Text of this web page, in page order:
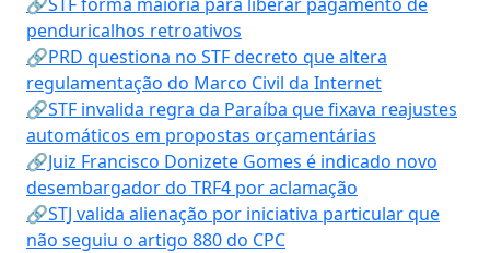
penduricalhos retroativos
🔗PRD questiona no STF decreto que altera
regulamentação do Marco Civil da Internet
🔗STF invalida regra da Paraíba que fixava reajustes
automáticos em propostas orçamentárias
🔗Juiz Francisco Donizete Gomes é indicado novo
desembargador do TRF4 por aclamação
🔗STJ valida alienação por iniciativa particular que
não seguiu o artigo 880 do CPC